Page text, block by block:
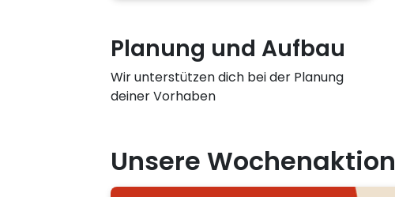
Planung und Aufbau
Wir unterstützen dich bei der Planung
deiner Vorhaben
Unsere Wochenaktion